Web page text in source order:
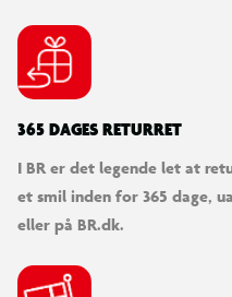
365 DAGES RETURRET
I BR er det legende let at
et smil inden for 365 dage,
eller på BR.dk.